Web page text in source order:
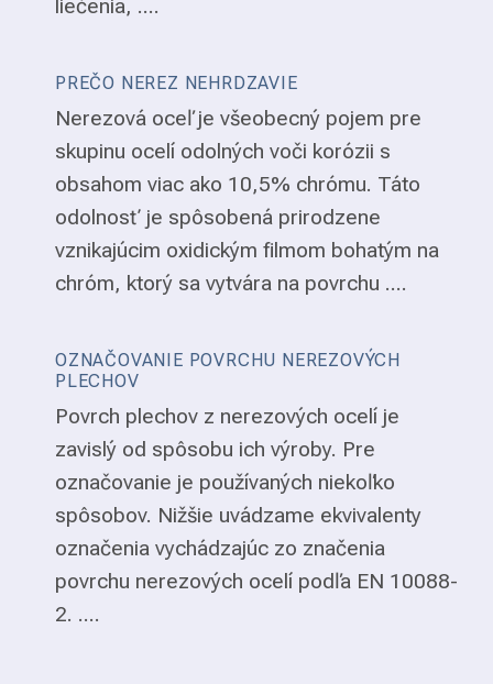
liečenia, ....
PREČO NEREZ NEHRDZAVIE
Nerezová oceľ je všeobecný pojem pre
skupinu ocelí odolných voči korózii s
obsahom viac ako 10,5% chrómu. Táto
odolnosť je spôsobená prirodzene
vznikajúcim oxidickým filmom bohatým na
chróm, ktorý sa vytvára na povrchu ....
OZNAČOVANIE POVRCHU NEREZOVÝCH
PLECHOV
Povrch plechov z nerezových ocelí je
zavislý od spôsobu ich výroby. Pre
označovanie je používaných niekoľko
spôsobov. Nižšie uvádzame ekvivalenty
označenia vychádzajúc zo značenia
povrchu nerezových ocelí podľa EN 10088-
2. ....